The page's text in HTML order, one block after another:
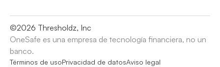
©2026 Thresholdz, Inc
OneSafe es una empresa de tecnología financiera, no un
banco.
Términos de usoPrivacidad de datosAviso legal